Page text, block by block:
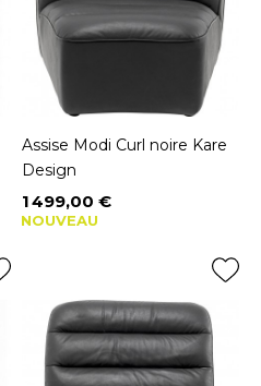
Assise Modi Curl noire Kare
Design
Prix
1 499,00 €
NOUVEAU